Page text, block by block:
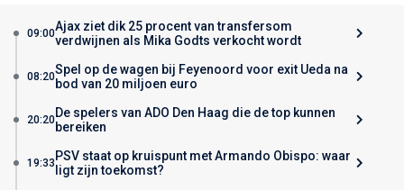
09:00Ajax ziet dik 25 procent van transfersom
verdwijnen als Mika Godts verkocht wordt
08:20Spel op de wagen bij Feyenoord voor exit Ueda na
bod van 20 miljoen euro
20:20De spelers van ADO Den Haag die de top kunnen
bereiken
19:33 PSV staat op kruispunt met Armando Obispo: waar
ligt zijn toekomst?